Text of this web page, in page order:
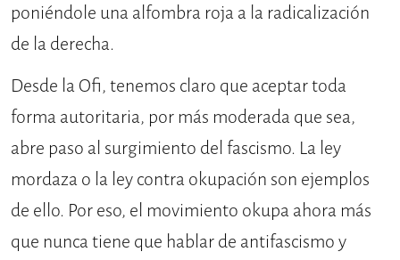
poniéndole una alfombra roja a la radicalización
de la derecha.
Desde la Ofi, tenemos claro que aceptar toda
forma autoritaria, por más moderada que sea,
abre paso al surgimiento del fascismo. La ley
mordaza o la ley contra okupación son ejemplos
de ello. Por eso, el movimiento okupa ahora más
que nunca tiene que hablar de antifascismo y